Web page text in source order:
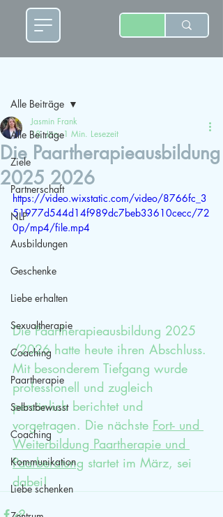
Alle Beiträge
Ziele
Partnerschaft
NLP
Ausbildungen
Geschenke
Liebe erhalten
Sexualtherapie
Coaching
Paartherapie
Selbstbewusst
Coaching
Kommunikation
Liebe schenken
Alle Beiträge
Die Paartherapieausbildung
2025 2026
Jasmin Frank
18. Jan. 1 Min. Lesezeit
https://video.wixstatic.com/video/8766fc_3
51977d544d14f989dc7beb33610cecc/72
0p/mp4/file.mp4
Die Paartherapieausbildung 2025
/2026 hatte heute ihren Abschluss.
Mit besonderem Tiefgang wurde
professionell und zugleich
persönlich berichtet und
vorgetragen. Die nächste Fort- und
Weiterbildung Paartherapie und
Paarberatung startet im März, sei
dabei!